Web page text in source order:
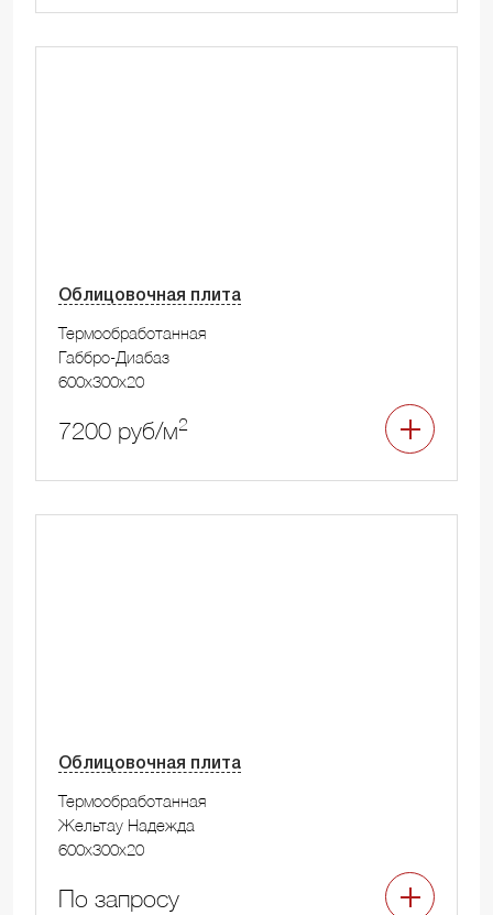
Облицовочная плита
Термообработанная
Габбро-Диабаз
600x300x20
7200 руб/м2
Облицовочная плита
Термообработанная
Жельтау Надежда
600x300x20
По запросу